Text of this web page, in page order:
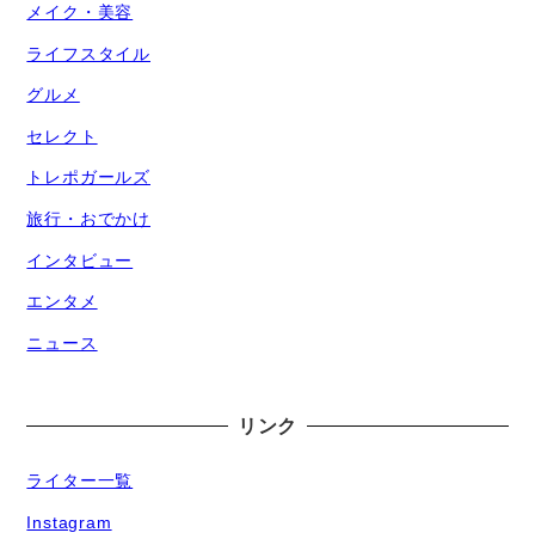
メイク・美容
ライフスタイル
グルメ
セレクト
トレポガールズ
旅行・おでかけ
インタビュー
エンタメ
ニュース
リンク
ライター一覧
Instagram